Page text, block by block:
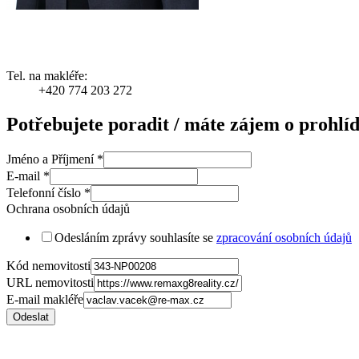
Tel. na makléře:
+420 774 203 272
Potřebujete poradit / máte zájem o
Jméno a Příjmení *
E-mail *
Telefonní číslo *
Ochrana osobních údajů
Odesláním zprávy souhlasíte se zpracování osobních údajů
Kód nemovitosti
URL nemovitosti
E-mail makléře
Odeslat